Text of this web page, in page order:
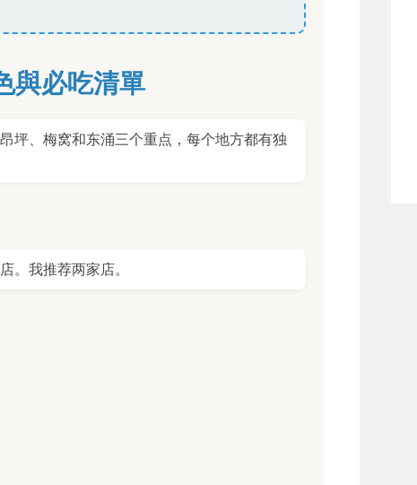
與必吃清單
坪、梅窝和东涌三个重点，每个地方都有独
。我推荐两家店。